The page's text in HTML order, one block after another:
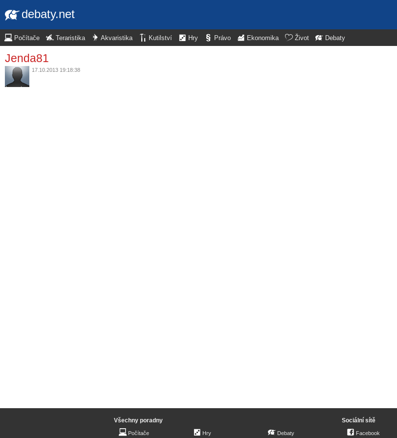
debaty.net
Počítače Teraristika Akvaristika Kutilství Hry Právo Ekonomika Život Debaty
Jenda81
17.10.2013 19:18:38
Všechny poradny
Počítače Hry Debaty
Sociální sítě
Facebook